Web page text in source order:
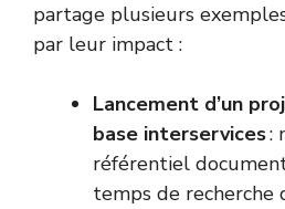
partage plusieurs
par leur impact :
Lancement d’un
base interservices:
référentiel
temps de recherche